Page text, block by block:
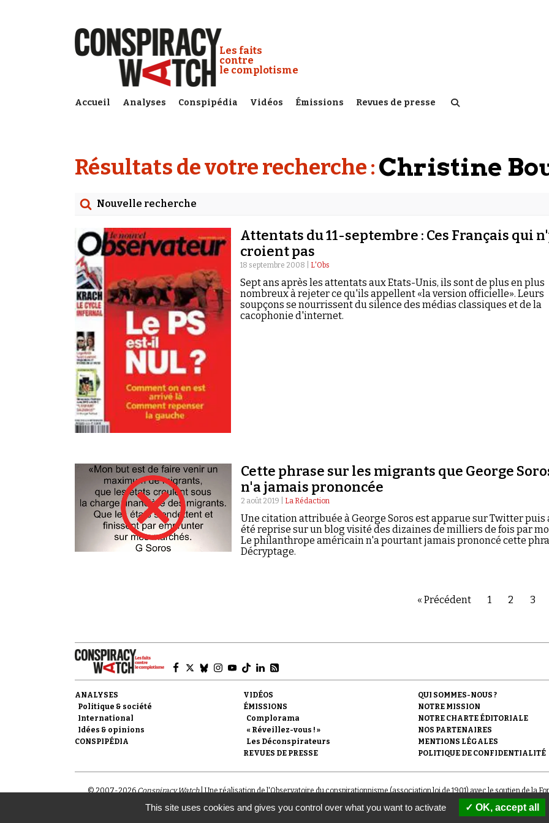
Conspiracy Watch :
Les faits
contre
le complotisme
Accueil Analyses Conspipédia Vidéos Émissions Revues de presse
Résultats de votre recherche :Christine
Nouvelle recherche
Date
Rechercher dans tous les contenus
Cibler votre recherche
Rechercher
Attentats du 11-septembre : Ces Français qui
croient pas
18 septembre 2008 | L'Obs
Sept ans après les attentats aux Etats-Unis, ils sont de plus en plus
nombreux à rejeter ce qu'ils appellent «la version officielle». Leurs
soupçons se nourrissent du silence des médias classiques et de la
cacophonie d'internet.
Cette phrase sur les migrants que George
n'a jamais prononcée
2 août 2019 | La Rédaction
Une citation attribuée à George Soros est apparue sur Twitter puis
été reprise sur un blog visité des dizaines de milliers de fois par
Le philanthrope américain n'a pourtant jamais prononcé cette
Décryptage.
« Précédent 1 2 3
ANALYSES
Politique & société
International
Idées & opinions
CONSPIPÉDIA
VIDÉOS
ÉMISSIONS
Complorama
« Réveillez-vous ! »
Les Déconspirateurs
REVUES DE PRESSE
QUI SOMMES-NOUS ?
NOTRE MISSION
NOTRE CHARTE ÉDITORIALE
NOS PARTENAIRES
MENTIONS LÉGALES
POLITIQUE DE CONFIDENTIALITÉ
© 2007-2026 Conspiracy Watch| Une réalisation de l'Observatoire du conspirationnisme (association loi de 1901) avec le soutien de la
This site uses cookies and gives you control over what you want to activate OK, accept all